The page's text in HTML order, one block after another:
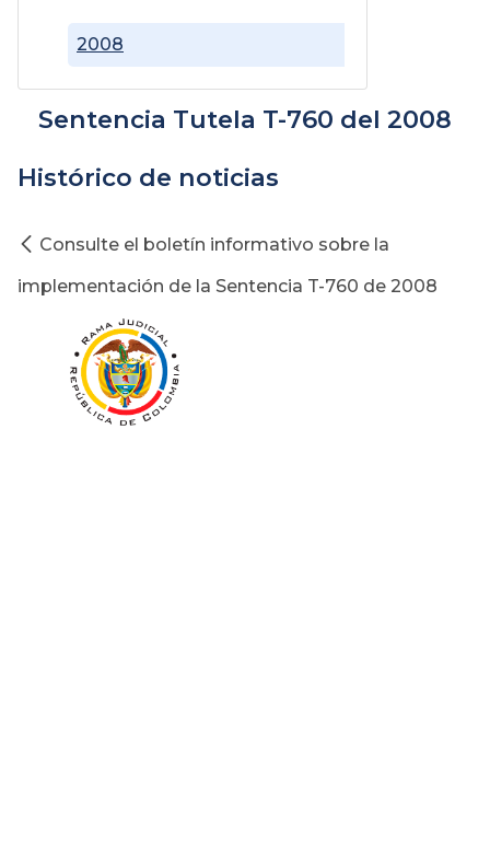
2008
Sentencia Tutela T-760 del 2008
Histórico de noticias
Consulte el boletín informativo sobre la
implementación de la Sentencia T-760 de 2008